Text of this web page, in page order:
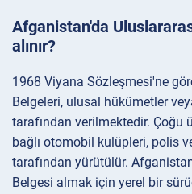
Afganistan'da
alınır?
1968 Viyana Sözleşmesi'ne
Belgeleri, ulusal hükümetler
tarafından verilmektedir. Çoğu
bağlı otomobil kulüpleri, polis
tarafından yürütülür.
Belgesi almak için yerel bir